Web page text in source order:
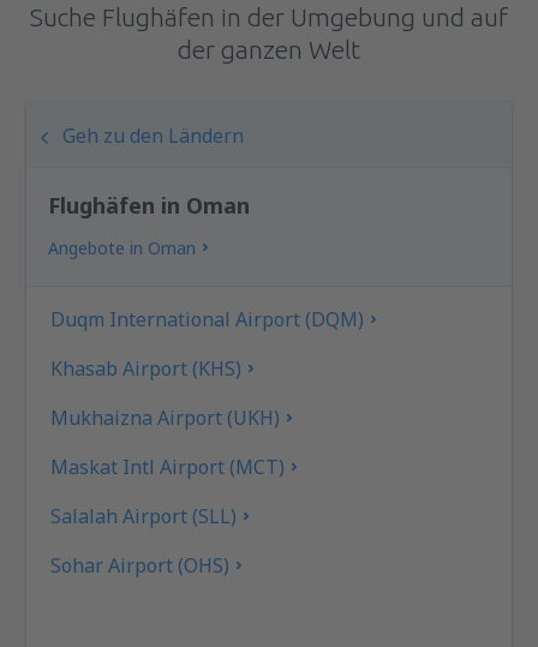
Suche Flughäfen in der Umgebung und auf
der ganzen Welt
Geh zu den Ländern
Flughäfen in Oman
Angebote in Oman
Duqm International Airport (DQM)
Khasab Airport (KHS)
Mukhaizna Airport (UKH)
Maskat Intl Airport (MCT)
Salalah Airport (SLL)
Sohar Airport (OHS)